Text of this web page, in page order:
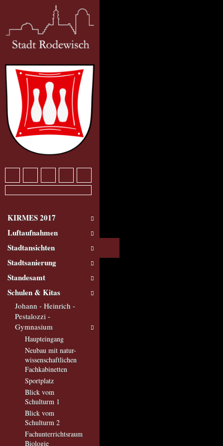
KIRMES 2017
Luftaufnahmen
Stadtansichten
Stadtsanierung
Standesamt
Schulen & Kitas
Johann - Heinrich -
Pestalozzi -
Gymnasium
Haupteingang
Neubau mit natur-
wissenschaftlichen
Fachkabinetten
Sportplatz
Blick vom
Schulturm 1
Blick vom
Schulturm 2
Fachunterrichtsraum
Biologie